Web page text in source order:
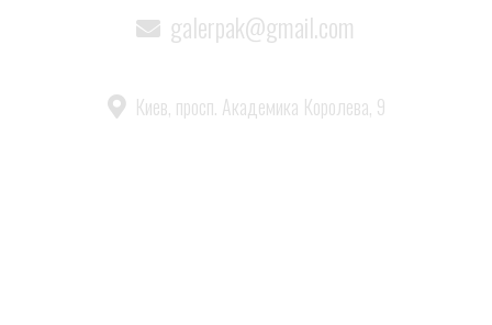
galerpak@gmail.com
Киев, просп. Академика Королева, 9